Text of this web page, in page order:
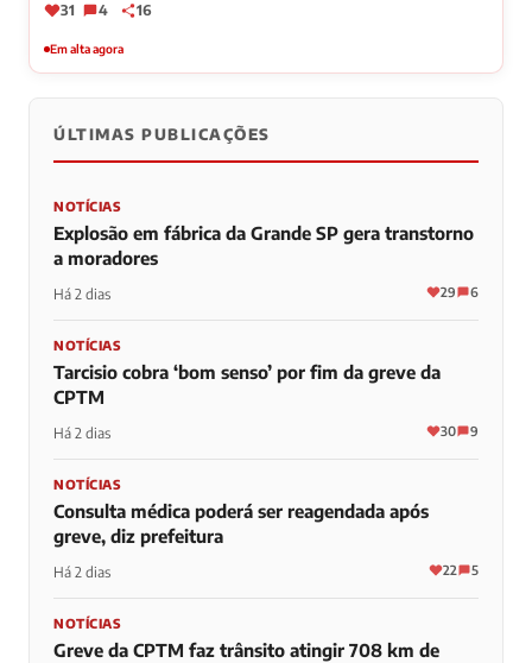
31 4 16
Em alta agora
ÚLTIMAS PUBLICAÇÕES
NOTÍCIAS
Explosão em fábrica da Grande SP gera transtorno
a moradores
Há 2 dias 29 6
NOTÍCIAS
Tarcisio cobra ‘bom senso’ por fim da greve da
CPTM
Há 2 dias 30 9
NOTÍCIAS
Consulta médica poderá ser reagendada após
greve, diz prefeitura
Há 2 dias 22 5
NOTÍCIAS
Greve da CPTM faz trânsito atingir 708 km de